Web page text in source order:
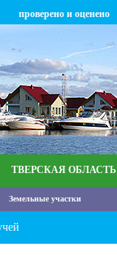
проверено и оценено
ТВЕРСКАЯ ОБЛАСТЬ
Земельные участки